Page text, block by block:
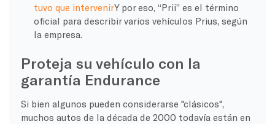
tuvo que intervenirY por eso, “Prii” es el término
oficial para describir varios vehículos Prius, según
la empresa.
Proteja su vehículo con la
garantía Endurance
Si bien algunos pueden considerarse "clásicos",
muchos autos de la década de 2000 todavía están en